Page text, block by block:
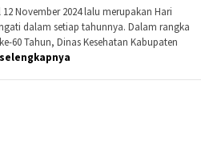
November 2024 lalu merupakan Hari
dalam setiap tahunnya. Dalam rangka
60 Tahun, Dinas Kesehatan Kabupaten
selengkapnya